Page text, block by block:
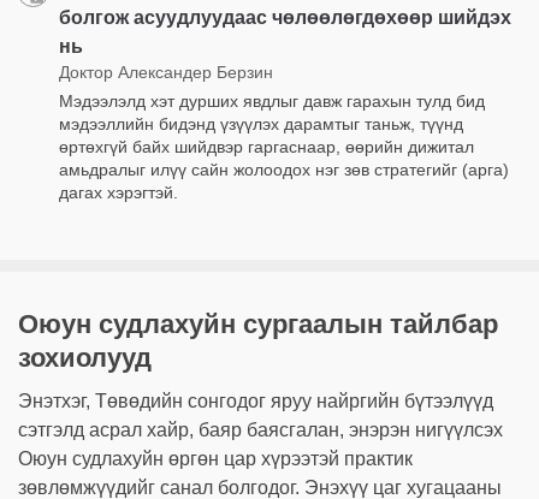
болгож асуудлуудаас чөлөөлөгдөхөөр шийдэх
нь
Доктор Александер Берзин
Мэдээлэлд хэт дурших явдлыг давж гарахын тулд бид
мэдээллийн бидэнд үзүүлэх дарамтыг таньж, түүнд
өртөхгүй байх шийдвэр гаргаснаар, өөрийн дижитал
амьдралыг илүү сайн жолоодох нэг зөв стратегийг (арга)
дагах хэрэгтэй.
Оюун судлахуйн сургаалын тайлбар
зохиолууд
Энэтхэг, Төвөдийн сонгодог яруу найргийн бүтээлүүд
сэтгэлд асрал хайр, баяр баясгалан, энэрэн нигүүлсэх
Оюун судлахуйн өргөн цар хүрээтэй практик
зөвлөмжүүдийг санал болгодог. Энэхүү цаг хугацааны